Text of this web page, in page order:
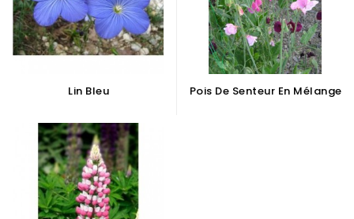
Lin Bleu Pois De Senteur En Mélange